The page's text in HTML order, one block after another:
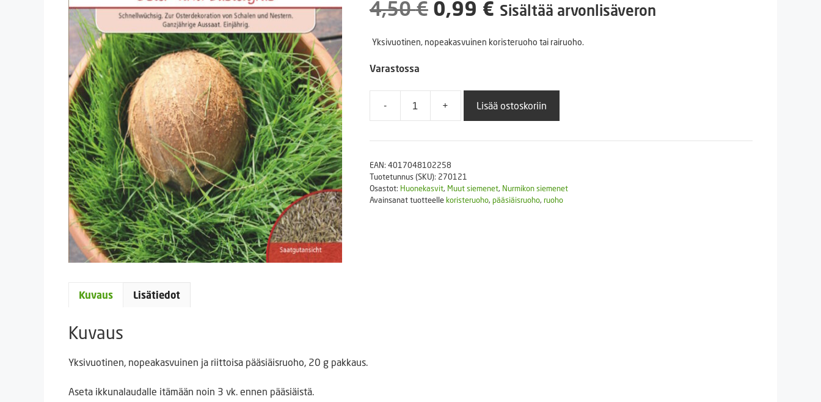
Puutarhatyökalut
4,50€ Alkuperäinen
hinta
4,50 €.
0,99 € Nykyinen
hinta
0,99 €.
Sisältää arvonlisäveron
Yksivuotinen, nopeakasvuinen koristeruoho tai rairuoho.
Varastossa
-
Nopeakasvuinen
20g
+ Lisää ostoskoriin
EAN: 4017048102258
Tuotetunnus (SKU): 270121
Osastot: Huonekasvit, Muut siemenet, Nurmikon siemenet
Avainsanat tuotteellekoristeruoho, pääsiäisruoho, ruoho
Kuvaus Lisätiedot
Kuvaus
Yksivuotinen, nopeakasvuinen ja riittoisa pääsiäisruoho, 20 g pakkaus.
Aseta ikkunalaudalle itämään noin 3 vk. ennen pääsiäistä.